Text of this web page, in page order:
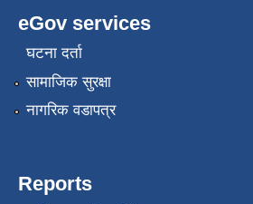
eGov services
घटना दर्ता
सामाजिक सुरक्षा
नागरिक वडापत्र
Reports